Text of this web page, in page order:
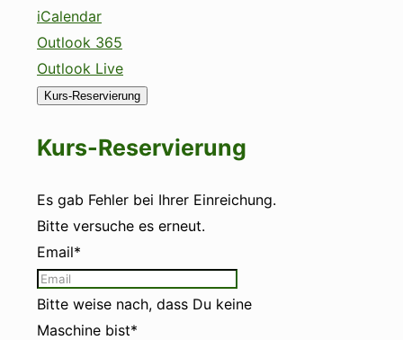
iCalendar
Outlook 365
Outlook Live
Kurs-Reservierung
Kurs-Reservierung
Es gab Fehler bei Ihrer Einreichung.
Bitte versuche es erneut.
Email*
Bitte weise nach, dass Du keine
Maschine bist*